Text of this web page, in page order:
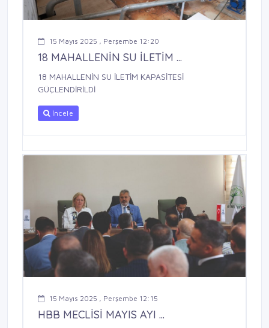
15 Mayıs 2025 , Perşembe 12:20
18 MAHALLENİN SU İLETİM ...
18 MAHALLENİN SU İLETİM KAPASİTESİ
GÜÇLENDİRİLDİ
İncele
15 Mayıs 2025 , Perşembe 12:15
HBB MECLİSİ MAYIS AYI ...